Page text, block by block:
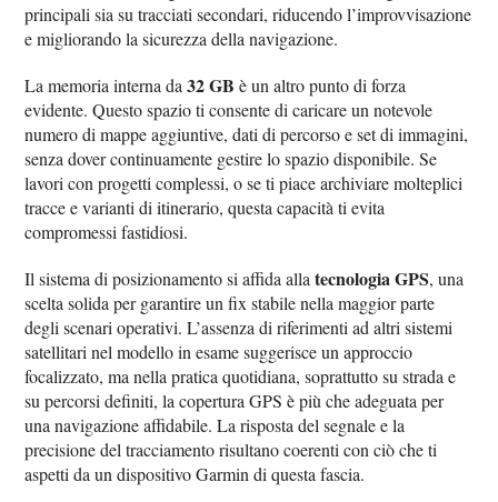
principali sia su tracciati secondari, riducendo l’improvvisazione
e migliorando la sicurezza della navigazione.
La memoria interna da32 GB è un altro punto di forza
evidente. Questo spazio ti consente di caricare un notevole
numero di mappe aggiuntive, dati di percorso e set di immagini,
senza dover continuamente gestire lo spazio disponibile. Se
lavori con progetti complessi, o se ti piace archiviare molteplici
tracce e varianti di itinerario, questa capacità ti evita
compromessi fastidiosi.
Il sistema di posizionamento si affida allatecnologia GPS, una
scelta solida per garantire un fix stabile nella maggior parte
degli scenari operativi. L’assenza di riferimenti ad altri sistemi
satellitari nel modello in esame suggerisce un approccio
focalizzato, ma nella pratica quotidiana, soprattutto su strada e
su percorsi definiti, la copertura GPS è più che adeguata per
una navigazione affidabile. La risposta del segnale e la
precisione del tracciamento risultano coerenti con ciò che ti
aspetti da un dispositivo Garmin di questa fascia.